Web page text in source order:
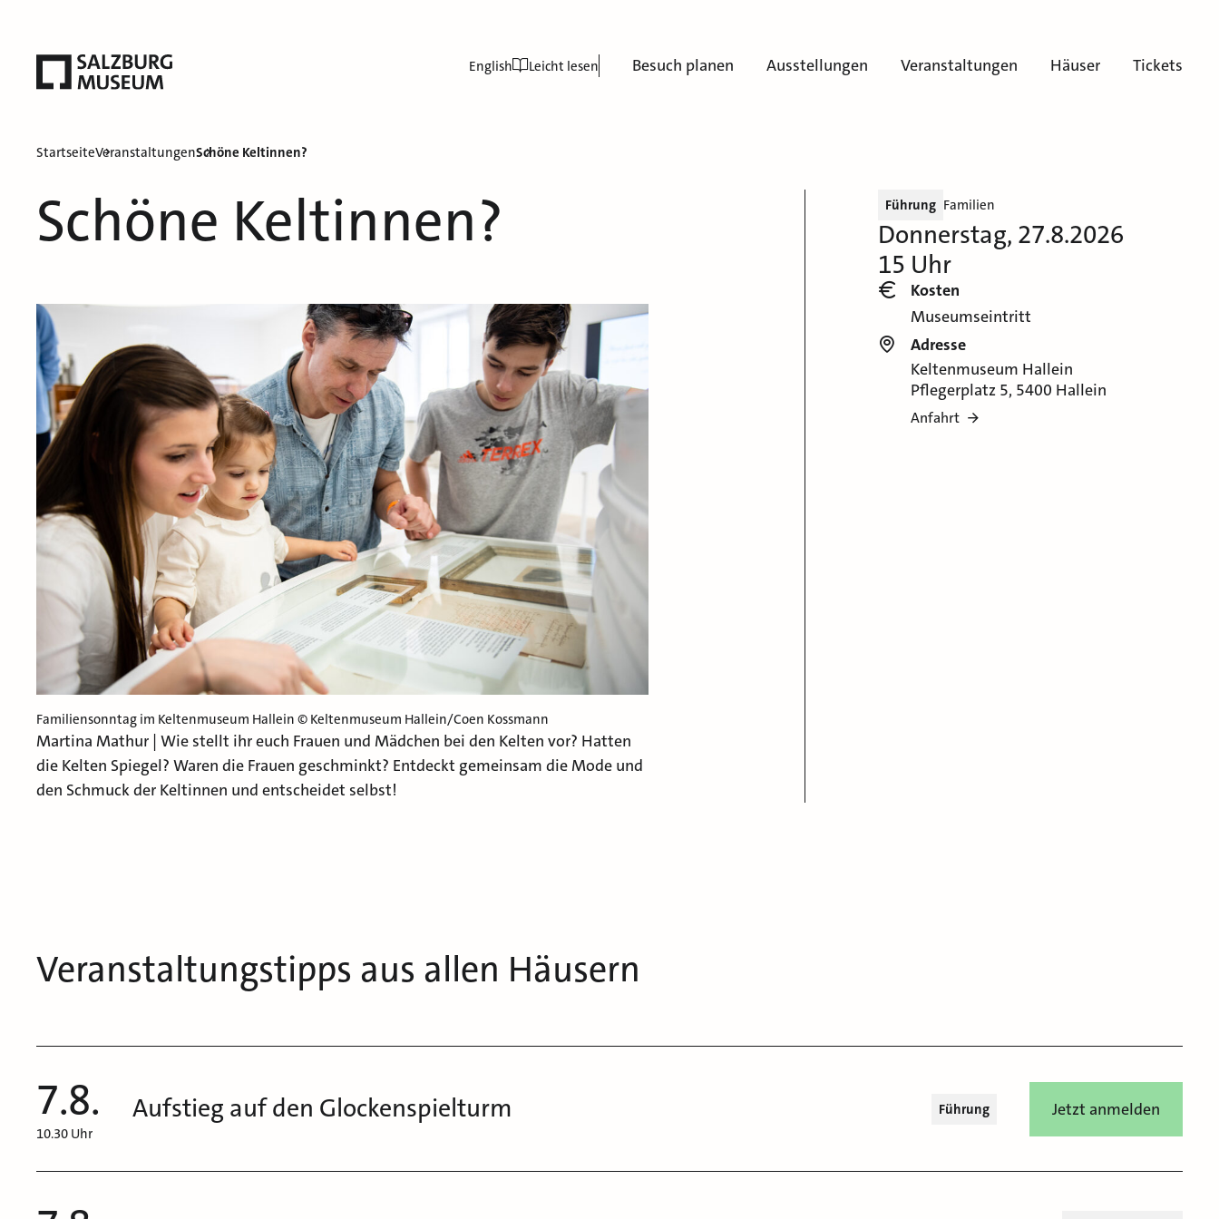
Besuch planen Ausstellungen Veranstaltungen Häuser Tickets
English Leicht lesen
StartseiteVeranstaltungenSchöne Keltinnen?
Schöne Keltinnen?
Familiensonntag im Keltenmuseum Hallein © Keltenmuseum Hallein/Coen Kossmann
Martina Mathur | Wie stellt ihr euch Frauen und Mädchen bei den Kelten vor? Hatten
die Kelten Spiegel? Waren die Frauen geschminkt? Entdeckt gemeinsam die Mode und
den Schmuck der Keltinnen und entscheidet selbst!
Führung Familien
Donnerstag, 27.8.2026
15 Uhr
Kosten
Museumseintritt
Adresse
Keltenmuseum Hallein
Pflegerplatz 5, 5400 Hallein
Anfahrt
Veranstaltungstipps aus allen Häusern
7.8.
10.30 Uhr
Aufstieg auf den Glockenspielturm Führung Jetzt anmelden